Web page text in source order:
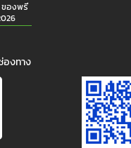
ของพรี
องทาง